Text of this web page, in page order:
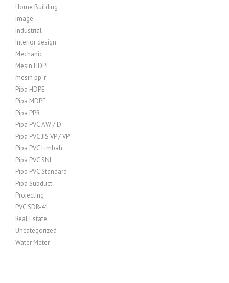
Home Building
image
Industrial
Interior design
Mechanic
Mesin HDPE
mesin pp-r
Pipa HDPE
Pipa MDPE
Pipa PPR
Pipa PVC AW / D
Pipa PVC JIS VP / VP
Pipa PVC Limbah
Pipa PVC SNI
Pipa PVC Standard
Pipa Subduct
Projecting
PVC SDR-41
Real Estate
Uncategorized
Water Meter